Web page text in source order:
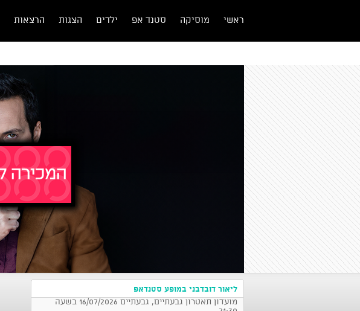
ראשי מוסיקה סטנד אפ ילדים הצגות הרצאות
ליאור דובדבני במופע סטנדאפ
מועדון תאטרון גבעתיים, גבעתיים 16/07/2026 בשעה